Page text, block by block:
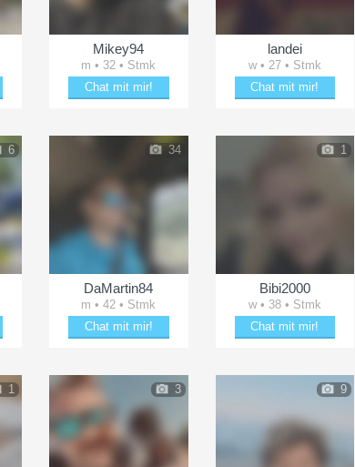
Mikey94
m • 32 • Stmk
Chat mit mir!
landei
w • 27 • Stmk
Chat mit mir!
6 34
DaMartin84
m • 42 • Stmk
Chat mit mir!
1
Bibi2000
w • 38 • Stmk
Chat mit mir!
1 3 9